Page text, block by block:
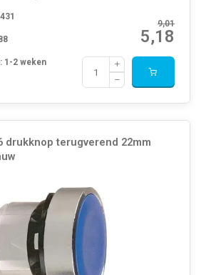
9,01
5,18
1-2 weken
drukknop terugverend 22mm